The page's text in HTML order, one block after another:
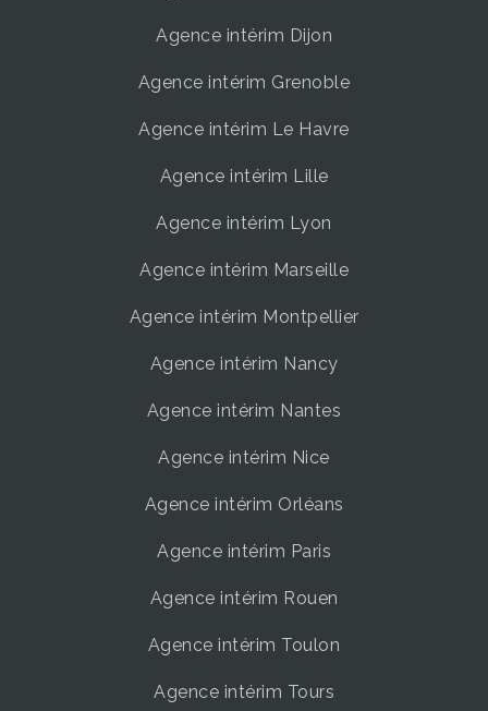
Agence intérim Dijon
Agence intérim Grenoble
Agence intérim Le Havre
Agence intérim Lille
Agence intérim Lyon
Agence intérim Marseille
Agence intérim Montpellier
Agence intérim Nancy
Agence intérim Nantes
Agence intérim Nice
Agence intérim Orléans
Agence intérim Paris
Agence intérim Rouen
Agence intérim Toulon
Agence intérim Tours